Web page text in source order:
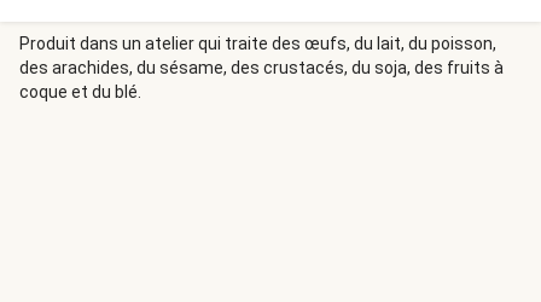
Produit dans un atelier qui traite des œufs, du lait, du poisson,
des arachides, du sésame, des crustacés, du soja, des fruits à
coque et du blé.